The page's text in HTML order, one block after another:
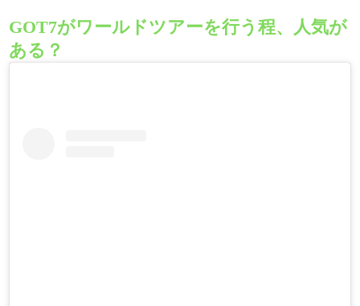
GOT7がワールドツアーを行う程、人気が
ある？